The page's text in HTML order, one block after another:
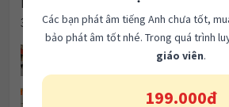
CAM 20 READING TEST 1
LISTENING CAM 19 TEST 3
Các bạn phát âm tiếng Anh chưa tốt,
bảo phát âm tốt nhé. Trong quá trình
giáo viên
199.000đ